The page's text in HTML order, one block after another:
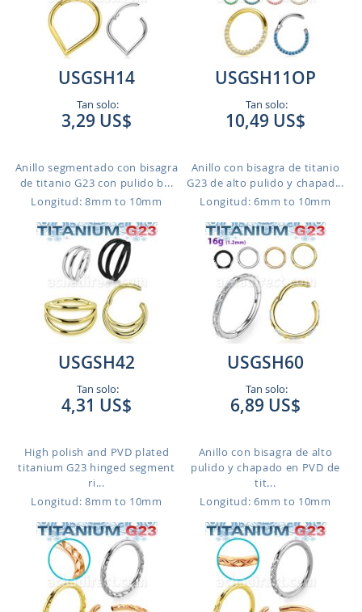
USGSH14
Tan solo:
3,29 US$
Anillo segmentado con bisagra
de titanio G23 con pulido b...
Longitud: 8mm to 10mm
USGSH11OP
Tan solo:
10,49 US$
Anillo con bisagra de titanio
G23 de alto pulido y chapad...
Longitud: 6mm to 10mm
USGSH42
Tan solo:
4,31 US$
High polish and PVD plated
titanium G23 hinged segment
ri...
Longitud: 8mm to 10mm
USGSH60
Tan solo:
6,89 US$
Anillo con bisagra de alto
pulido y chapado en PVD de
tit...
Longitud: 6mm to 10mm